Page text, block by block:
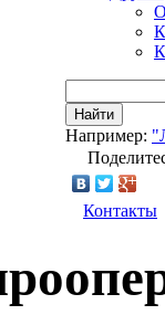
Найти
Например:
Контакты